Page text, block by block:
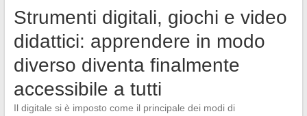
Strumenti digitali, giochi e video
didattici: apprendere in modo
diverso diventa finalmente
accessibile a tutti
Il digitale si è imposto come il principale dei modi di